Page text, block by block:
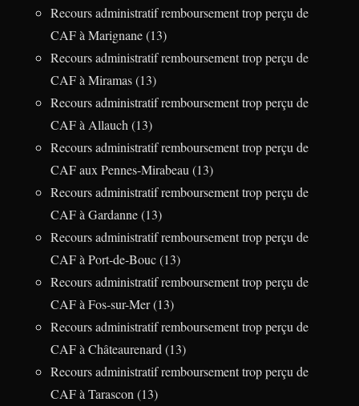
Recours administratif remboursement trop perçu de
CAF à Marignane (13)
Recours administratif remboursement trop perçu de
CAF à Miramas (13)
Recours administratif remboursement trop perçu de
CAF à Allauch (13)
Recours administratif remboursement trop perçu de
CAF aux Pennes-Mirabeau (13)
Recours administratif remboursement trop perçu de
CAF à Gardanne (13)
Recours administratif remboursement trop perçu de
CAF à Port-de-Bouc (13)
Recours administratif remboursement trop perçu de
CAF à Fos-sur-Mer (13)
Recours administratif remboursement trop perçu de
CAF à Châteaurenard (13)
Recours administratif remboursement trop perçu de
CAF à Tarascon (13)